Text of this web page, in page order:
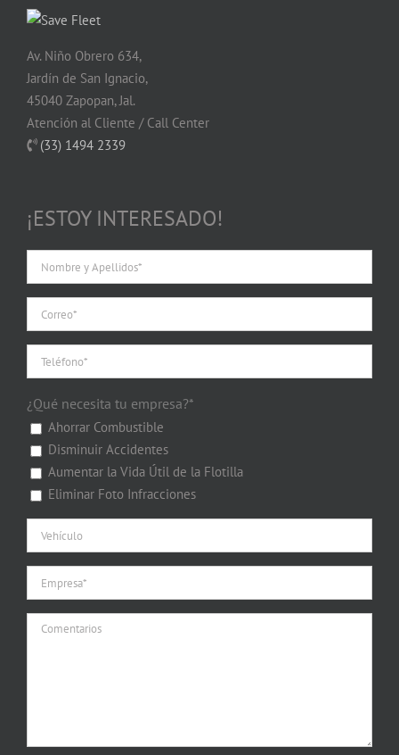
Av. Niño Obrero 634,
Jardín de San Ignacio,
45040 Zapopan, Jal.
Atención al Cliente / Call Center
(33) 1494 2339
¡ESTOY INTERESADO!
¿Qué necesita tu empresa?*
Ahorrar Combustible
Disminuir Accidentes
Aumentar la Vida Útil de la Flotilla
Eliminar Foto Infracciones